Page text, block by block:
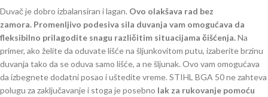
Duvač je dobro izbalansiran i lagan. Ovo olakšava rad bez
zamora. Promenljivo podesiva sila duvanja vam omogućava da
fleksibilno prilagodite snagu različitim situacijama čišćenja.Na
primer, ako želite da oduvate lišće na šljunkovitom putu, izaberite brzinu
duvanja tako da se oduva samo lišće, a ne šljunak. Ovo vam omogućava
da izbegnete dodatni posao i uštedite vreme. STIHL BGA 50 ne zahteva
polugu za zaključavanje i stoga je posebno lak za rukovanje pomoću